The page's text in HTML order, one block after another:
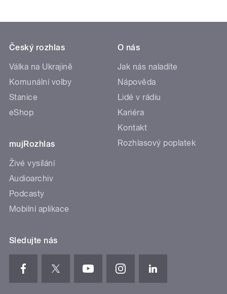
Český rozhlas
Válka na Ukrajině
Komunální volby
Stanice
eShop
mujRozhlas
Živé vysílání
Audioarchiv
Podcasty
Mobilní aplikace
O nás
Jak nás naladíte
Nápověda
Lidé v rádiu
Kariéra
Kontakt
Rozhlasový poplatek
Sledujte nás